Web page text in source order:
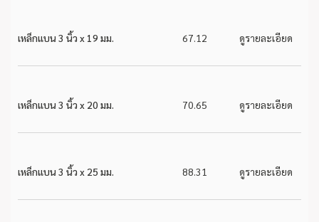
เหล็กแบน 3 นิ้ว x 19 มม. 67.12 ดูรายละเอียด
เหล็กแบน 3 นิ้ว x 20 มม. 70.65 ดูรายละเอียด
เหล็กแบน 3 นิ้ว x 25 มม. 88.31 ดูรายละเอียด